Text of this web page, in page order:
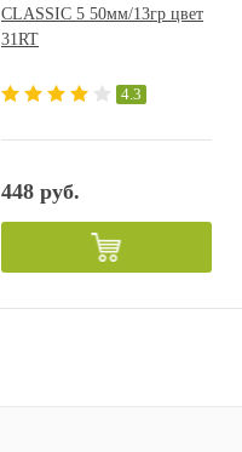
CLASSIC 5 50мм/13гр цвет
31RT
4.3
448 руб.